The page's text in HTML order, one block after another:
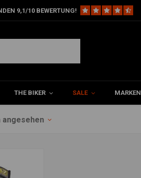
9,1/10 BEWERTUNG!
THE BIKER SALE MARKEN